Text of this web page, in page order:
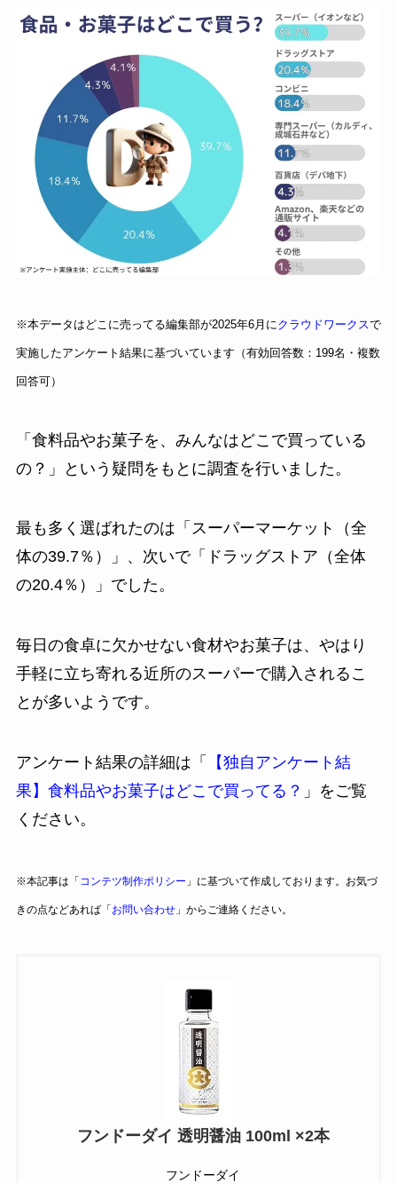
※本データはどこに売ってる編集部が2025年6月にクラウドワークスで
実施したアンケート結果に基づいています（有効回答数：199名・複数
回答可）
「食料品やお菓子を、みんなはどこで買っている
の？」という疑問をもとに調査を行いました。
最も多く選ばれたのは「スーパーマーケット（全
体の39.7％）」、次いで「ドラッグストア（全体
の20.4％）」でした。
毎日の食卓に欠かせない食材やお菓子は、やはり
手軽に立ち寄れる近所のスーパーで購入されるこ
とが多いようです。
アンケート結果の詳細は「
【独自アンケート結
果】食料品やお菓子はどこで買ってる？ 」をご覧
ください。
※本記事は「コンテツ制作ポリシー 」に基づいて作成しております。お気づ
きの点などあれば「お問い合わせ」からご連絡ください。
フンドーダイ 透明醤油 100ml ×2本
フンドーダイ